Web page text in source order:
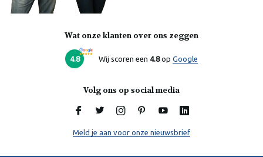
Wat onze klanten over ons zeggen
4.8 Wij scoren een 4.8op Google
Volg ons op social media
Meld je aan voor onze nieuwsbrief
Online